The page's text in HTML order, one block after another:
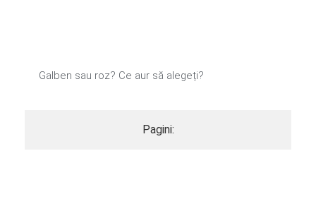
Galben sau roz? Ce aur să alegeți?
Pagini: